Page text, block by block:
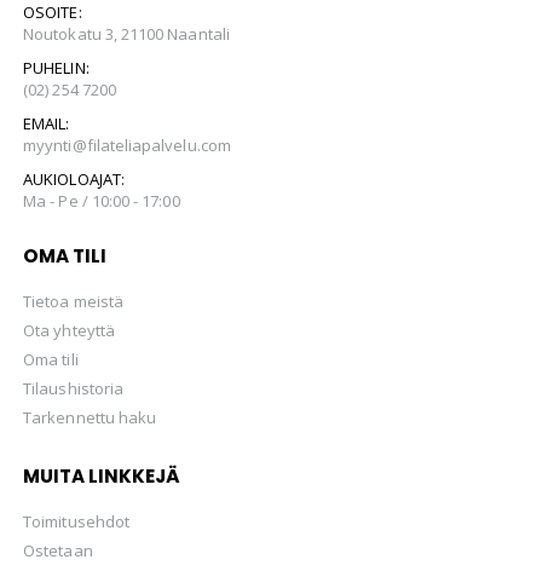
OSOITE:
Noutokatu 3, 21100 Naantali
PUHELIN:
(02) 254 7200
EMAIL:
myynti@filateliapalvelu.com
AUKIOLOAJAT:
Ma - Pe / 10:00 - 17:00
OMA TILI
Tietoa meistä
Ota yhteyttä
Oma tili
Tilaushistoria
Tarkennettu haku
MUITA LINKKEJÄ
Toimitusehdot
Ostetaan